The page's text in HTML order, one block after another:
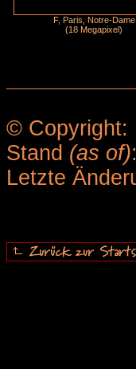
F, Paris, Notre-Dame
(18 Megapixel)
© Copyright:
Stand (as of)
Letzte